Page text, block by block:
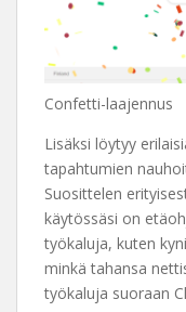
Confetti-laajennus
Lisäksi löytyy
tapahtumien
Suosittelen
käytössäsi on
työkaluja, kuten
minkä tahansa
työkaluja suoraan